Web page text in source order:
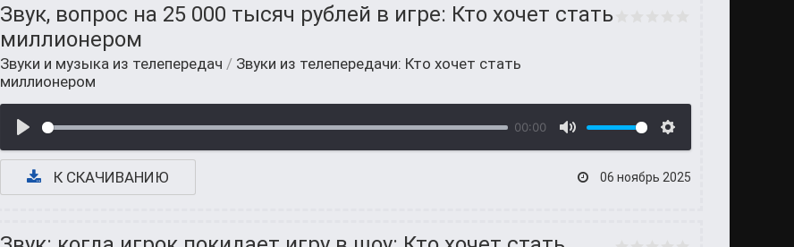
Звук, вопрос на 25 000 тысяч рублей в игре: Кто хочет стать
миллионером
Звуки и музыка из телепередач / Звуки из телепередачи: Кто хочет стать
миллионером
00:00
К СКАЧИВАНИЮ 06 ноябрь 2025